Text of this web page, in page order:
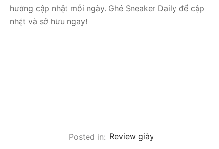
hướng cập nhật mỗi ngày. Ghé Sneaker Daily để cập
nhật và sở hữu ngay!
Posted in: Review giày